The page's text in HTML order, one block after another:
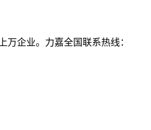
企业。力嘉全国联系热线：